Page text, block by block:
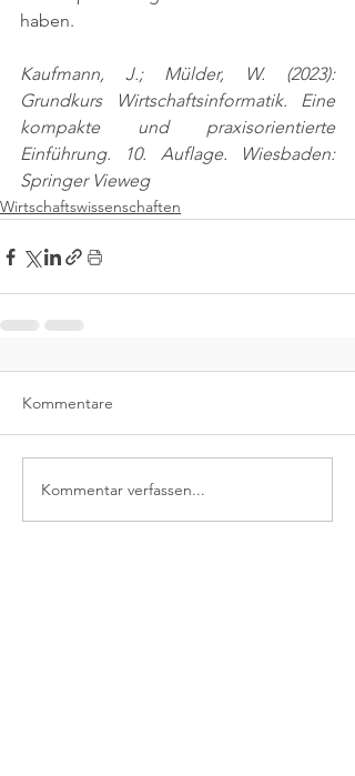
haben.
Kaufmann, J.; Mülder, W. (2023):
Grundkurs Wirtschaftsinformatik. Eine
kompakte und praxisorientierte
Einführung. 10. Auflage. Wiesbaden:
Springer Vieweg
Wirtschaftswissenschaften
Kommentare
Kommentar verfassen...